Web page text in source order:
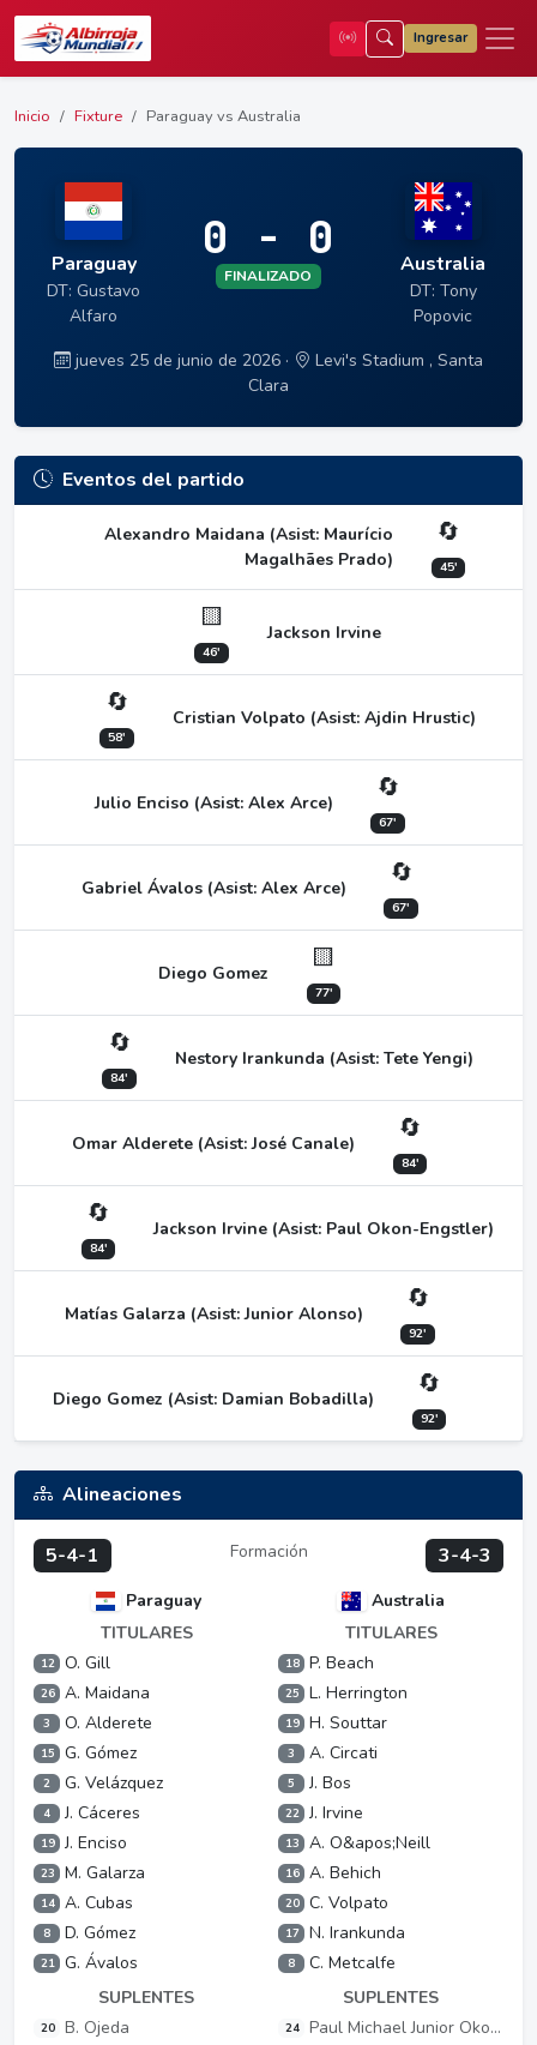
Ingresar
Inicio Fixture Paraguay vs Australia
Paraguay
DT: Gustavo
Alfaro
0 - 0
FINALIZADO Australia
DT: Tony
Popovic
jueves 25 de junio de 2026 ·
Levi's Stadium , Santa
Clara
Eventos del partido
Alexandro Maidana (Asist: Maurício
Magalhães Prado)
🔄
45'
🟨
46'
Jackson Irvine
🔄
58'
Cristian Volpato (Asist: Ajdin Hrustic)
Julio Enciso (Asist: Alex Arce) 🔄
67'
Gabriel Ávalos (Asist: Alex Arce) 🔄
67'
Diego Gomez 🟨
77'
🔄
84'
Nestory Irankunda (Asist: Tete Yengi)
Omar Alderete (Asist: José Canale) 🔄
84'
🔄
84'
Jackson Irvine (Asist: Paul Okon-Engstler)
Matías Galarza (Asist: Junior Alonso) 🔄
92'
Diego Gomez (Asist: Damian Bobadilla) 🔄
92'
Alineaciones
5-4-1 Formación 3-4-3
Paraguay
TITULARES
12 O. Gill
26 A. Maidana
3 O. Alderete
15 G. Gómez
2 G. Velázquez
4 J. Cáceres
19 J. Enciso
23 M. Galarza
14 A. Cubas
8 D. Gómez
21
G. Ávalos
SUPLENTES
20 B. Ojeda
Australia
TITULARES
18 P. Beach
25 L. Herrington
19 H. Souttar
3 A. Circati
5 J. Bos
22 J. Irvine
13 A. O&apos;Neill
16 A. Behich
20 C. Volpato
17 N. Irankunda
8
C. Metcalfe
SUPLENTES
24 Paul Michael Junior Okon-Engstler